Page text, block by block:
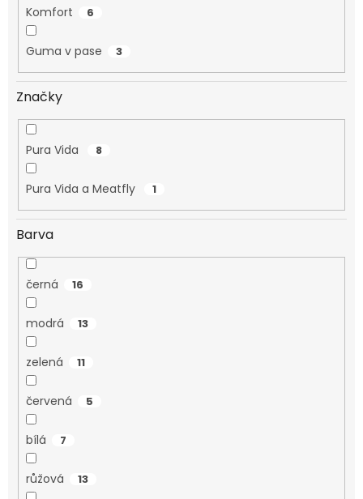
Komfort 6
Guma v pase 3
Značky
Pura Vida 8
Pura Vida a Meatfly 1
Barva
černá 16
modrá 13
zelená 11
červená 5
bílá 7
růžová 13